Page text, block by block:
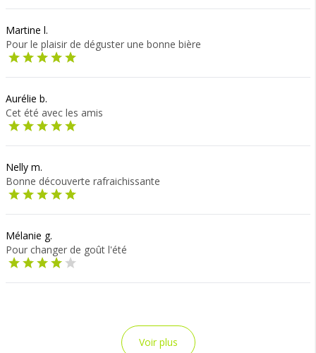
Martine l.
Pour le plaisir de déguster une bonne bière
Aurélie b.
Cet été avec les amis
Nelly m.
Bonne découverte rafraichissante
Mélanie g.
Pour changer de goût l'été
Voir plus